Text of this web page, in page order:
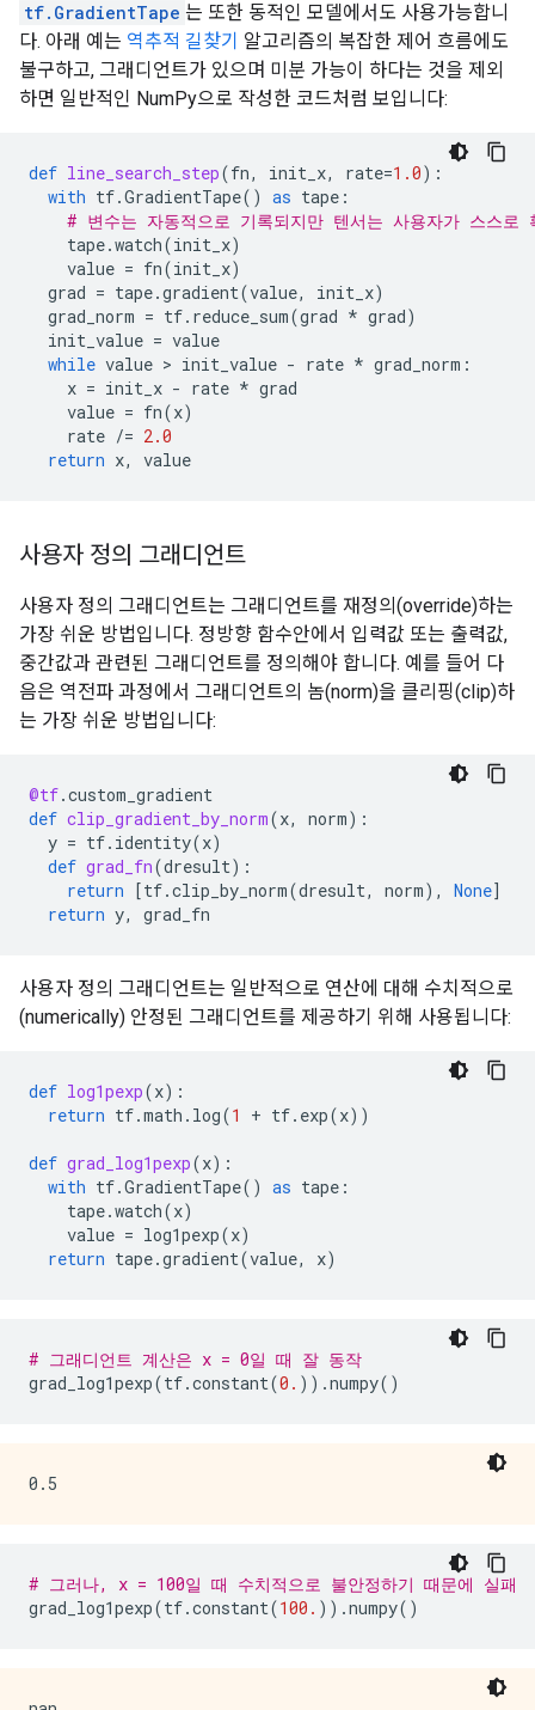
tf.GradientTape 는 또한 동적인 모델에서도 사용가능합니
다. 아래 예는 역추적 길찾기 알고리즘의 복잡한 제어 흐름에도
불구하고, 그래디언트가 있으며 미분 가능이 하다는 것을 제외
하면 일반적인 NumPy으로 작성한 코드처럼 보입니다:
def line_search_step(fn, init_x, rate=1.0):
with tf.GradientTape() as tape :
# 변수는 자동적으로 기록되지만 텐서는 사용자가 스스로
tape.watch(init_x)
value = fn(init_x)
grad = tape.gradient(value, init_x)
grad_norm = tf. reduce_sum(grad * grad)
init_value = value
while value > init_value - rate * grad_norm :
x = init_x - rate * grad
value = fn(x)
rate /= 2.0
return x, value
사용자 정의 그래디언트
사용자 정의 그래디언트는 그래디언트를 재정의(override)하는
가장 쉬운 방법입니다. 정방향 함수안에서 입력값 또는 출력값,
중간값과 관련된 그래디언트를 정의해야 합니다. 예를 들어 다
음은 역전파 과정에서 그래디언트의 놈(norm)을 클리핑(clip)하
는 가장 쉬운 방법입니다:
@tf.custom_gradient
def clip_gradient_by_norm(x, norm):
y = tf. identity(x)
def grad_fn(dresult):
return [tf.clip_by_norm(dresult, norm), None]
return y, grad_fn
사용자 정의 그래디언트는 일반적으로 연산에 대해 수치적으로
(numerically) 안정된 그래디언트를 제공하기 위해 사용됩니다:
def log1pexp(x):
return tf.math . log(1 + tf. exp(x))
def grad_log1pexp(x):
with tf.GradientTape() as tape :
tape.watch(x)
value = log1pexp(x)
return tape.gradient(value, x)
# 그래디언트 계산은 x = 0일 때 잘 동작
grad_log1pexp(tf.constant(0. )) .numpy()
# 그러나, x = 100일 때 수치적으로 불안정하기 때문에 실패
grad_log1pexp(tf.constant(100. )) .numpy()